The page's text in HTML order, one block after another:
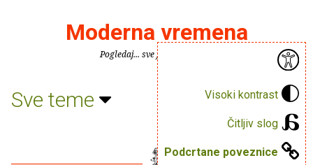
Visoki kontrast
Čitljiv slog
Podcrtane poveznice
Moderna vremena
Pogledaj... sve je puno knjiga.
Sve teme